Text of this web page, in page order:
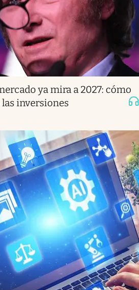
ya mira a 2027: cómo
inversiones